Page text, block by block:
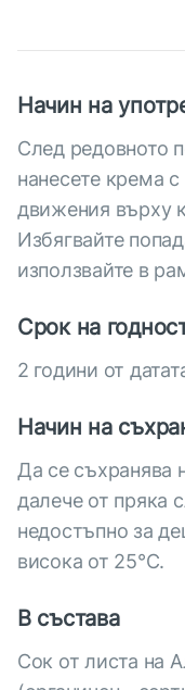
Начин на
След редовното
нанесете крема
движения върху
Избягвайте
използвайте в
Срок на
2 години от
Начин на
Да се съхранява
далече от пряка
недостъпно за
висока от 25°С.
В състава
Сок от листа на